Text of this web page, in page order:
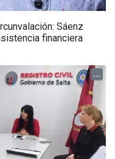
Sáenz
financiera
...